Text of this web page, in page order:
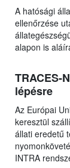
A hatósági
ellenőrzése
alapon is
TRACES-
lépésre
Az Európai
keresztül
állati eredetű
INTRA